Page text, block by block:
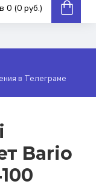
0 (0 руб.)
в Телеграме
Bario